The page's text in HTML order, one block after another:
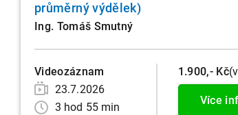
průměrný výdělek)
Ing. Tomáš Smutný
Videozáznam
23.7.2026
3 hod 55 min
1.900,- Kč
Více